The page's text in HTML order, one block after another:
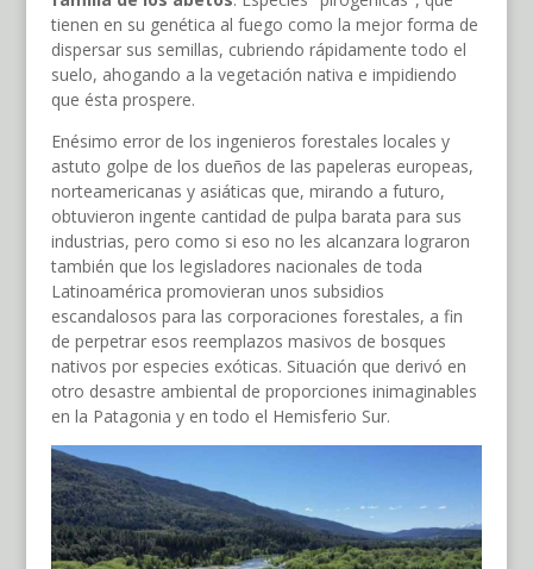
tienen en su genética al fuego como la mejor forma de
dispersar sus semillas, cubriendo rápidamente todo el
suelo, ahogando a la vegetación nativa e impidiendo
que ésta prospere.
Enésimo error de los ingenieros forestales locales y
astuto golpe de los dueños de las papeleras europeas,
norteamericanas y asiáticas que, mirando a futuro,
obtuvieron ingente cantidad de pulpa barata para sus
industrias, pero como si eso no les alcanzara lograron
también que los legisladores nacionales de toda
Latinoamérica promovieran unos subsidios
escandalosos para las corporaciones forestales, a fin
de perpetrar esos reemplazos masivos de bosques
nativos por especies exóticas. Situación que derivó en
otro desastre ambiental de proporciones inimaginables
en la Patagonia y en todo el Hemisferio Sur.